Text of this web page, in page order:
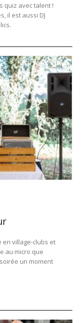
quiz avec talent !
il est aussi DJ
en village-clubs et
au micro que
un moment